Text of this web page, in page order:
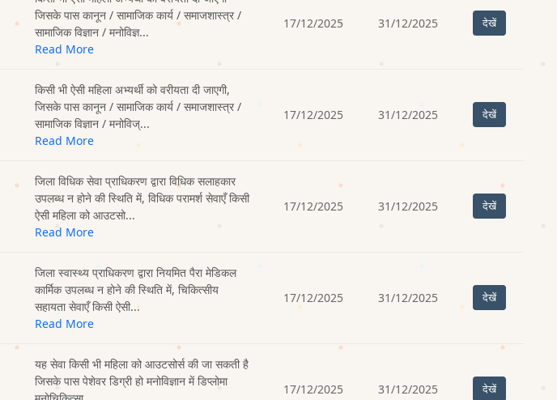
जिसके पास कानून / सामाजिक कार्य / समाजशास्त्र /
सामाजिक विज्ञान / मनोविज्ञ...
Read More
17/12/2025 31/12/2025 देखें
किसी भी ऐसी महिला अभ्यर्थी को वरीयता दी जाएगी,
जिसके पास कानून / सामाजिक कार्य / समाजशास्त्र /
सामाजिक विज्ञान / मनोविज्...
Read More
17/12/2025 31/12/2025 देखें
जिला विधिक सेवा प्राधिकरण द्वारा विधिक सलाहकार
उपलब्ध न होने की स्थिति में, विधिक परामर्श सेवाएँ किसी
ऐसी महिला को आउटसो...
Read More
17/12/2025 31/12/2025 देखें
जिला स्वास्थ्य प्राधिकरण द्वारा नियमित पैरा मेडिकल
कार्मिक उपलब्ध न होने की स्थिति में, चिकित्सीय
सहायता सेवाएँ किसी ऐसी...
Read More
17/12/2025 31/12/2025 देखें
यह सेवा किसी भी महिला को आउटसोर्स की जा सकती है
जिसके पास पेशेवर डिग्री हो मनोविज्ञान में डिप्लोमा
17/12/2025 31/12/2025 देखें